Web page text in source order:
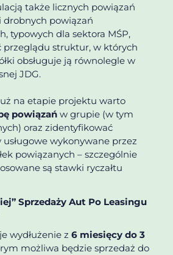
także licznych powiązań
drobnych powiązań
typowych dla sektora MŚP,
przeglądu struktur, w których
obsługuje ją równolegle w
JDG.
na etapie projektu warto
powiązań w grupie (w tym
oraz zidentyfikować
wykonywane przez
powiązanych – szczególnie
są stawki ryczałtu
Sprzedaży Aut Po Leasingu
wydłużenie z 6 miesięcy do 3
możliwa będzie sprzedaż do